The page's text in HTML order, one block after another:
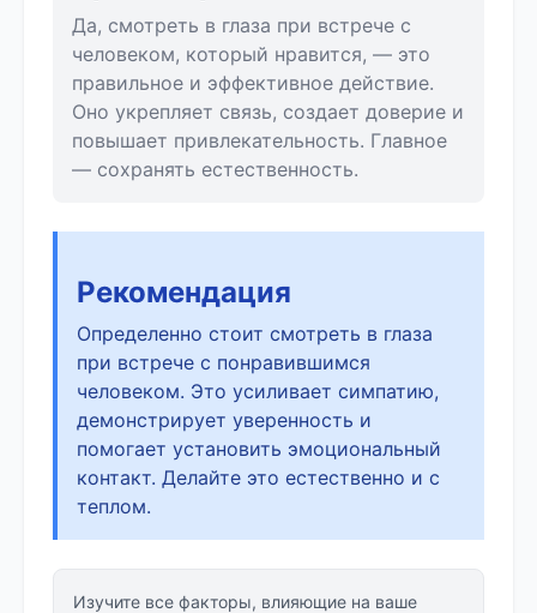
Да, смотреть в глаза при встрече с
человеком, который нравится, — это
правильное и эффективное действие.
Оно укрепляет связь, создает доверие и
повышает привлекательность. Главное
— сохранять естественность.
Рекомендация
Определенно стоит смотреть в глаза
при встрече с понравившимся
человеком. Это усиливает симпатию,
демонстрирует уверенность и
помогает установить эмоциональный
контакт. Делайте это естественно и с
теплом.
Изучите все факторы, влияющие на ваше